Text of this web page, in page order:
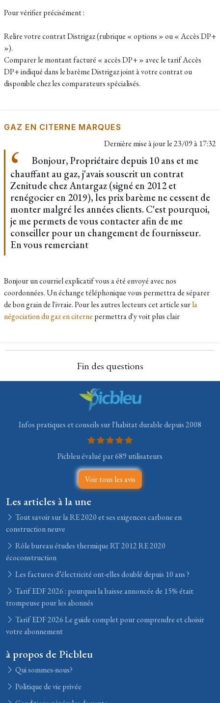
Pour vérifier précisément :
Relire votre contrat Distrigaz (rubrique « options » ou « Accès DP+
»).
Comparer le montant facturé « accès DP+ » avec le tarif Accès
DP+ indiqué dans le barème Distrigaz joint à votre contrat ou
disponible chez les comparateurs spécialisés.
GAZ EN CITERNE MARQUES
Dernière mise à jour le23/09 à 17:32
Bonjour, Propriétaire depuis 10 ans et me
chauffant au gaz, j'avais souscrit un contrat
Zenitude chez Antargaz (signé en 2012 et
renégocier en 2019), les prix barème ne cessent de
monter malgré les années clients. C'est pourquoi,
je me permets de vous contacter afin de me
conseiller pour un changement de fournisseur.
En vous remerciant
Bonjour un courriel explicatif vous a été envoyé avec nos
coordonnées. Un échange téléphonique vous permettra de séparer
de bon grain de l'ivraie. Pour les autres lecteurs cet article surla
négociation du gaz en citerne permettra d'y voit plus clair
Fin des questions
Infos pratiques et conseils sur l'habitat durable depuis 2008
Picbleu évalué par 689 utilisateurs
Voir tous les avis
Les articles à la une
Tout savoir sur la RE 2020 et ses exigences carbone en
construction neuve
Rôle bureau études thermique RT 2012 RE 2020
écoconstruction
Les factures d’électricité ont-elles doublé depuis 10 ans ?
Tarif EDF 2026 : pourquoi la baisse annoncée de 15% était
trompeuse pour les abonnés
Tarif EDF 2026 Le guide complet pour comprendre et choisir
votre abonnement
à propos de Picbleu
Qui sommes-nous?
Politique de vie privée